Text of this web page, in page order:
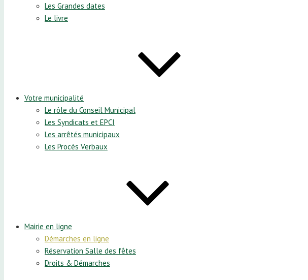
Les Grandes dates
Le livre
Votre municipalité
Le rôle du Conseil Municipal
Les Syndicats et EPCI
Les arrêtés municipaux
Les Procès Verbaux
Mairie en ligne
Démarches en ligne
Réservation Salle des fêtes
Droits & Démarches